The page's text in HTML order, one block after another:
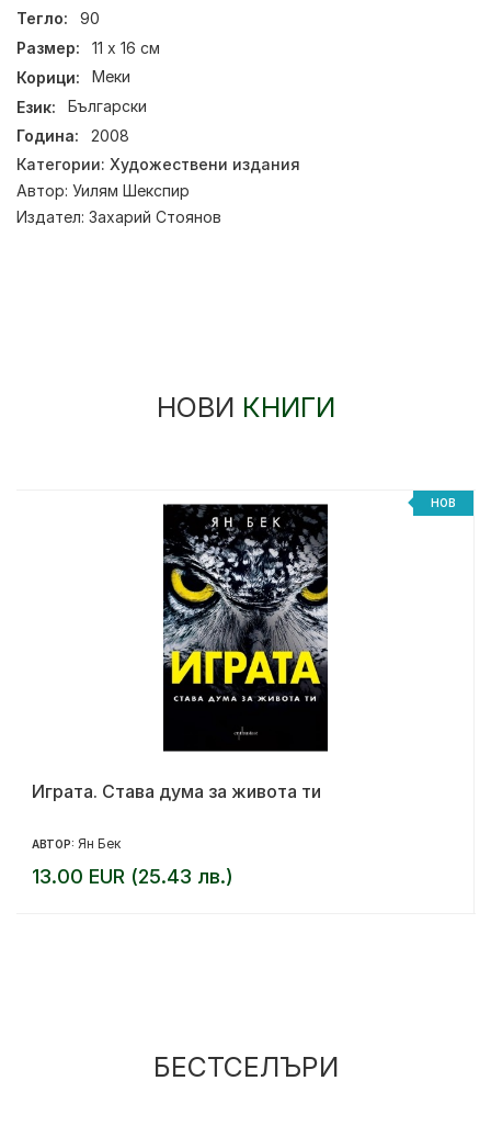
Тегло:
90
Размер:
11 х 16 см
Корици:
Меки
Език:
Български
Година:
2008
Категории: Художествени издания
Автор: Уилям Шекспир
Издател: Захарий Стоянов
НОВИ КНИГИ
НОВ
Играта. Става дума за живота ти
АВТОР: Ян Бек
13.00 EUR (25.43 лв.)
БЕСТСЕЛЪРИ